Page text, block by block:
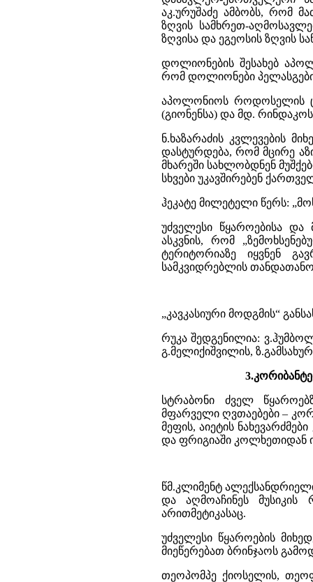
აკ.ურუშაძე ამბობს, რომ
ზღვის სამხრეთ-
ზღვისა და ეგეოსის ზღვის
დოლიონების შესახებ
რომ დოლიონები პელასგები
აპოლონიოს როდოსელის
(გიონენსა) და მდ.
ნ.ხაზარაძის კვლევების
დასტურდება, რომ მცირე
მხარეში სახლობდნენ
სხვები უკავშირებენ
ჰეკატე მილეტელი წერს:
უძველესი წყაროებისა და
ასკვნის, რომ
ტერიტორიაზე იყვნენ
სამკვიდრებლის
„კავკასიური მოდგმის“
რუკა შედგენილია:
გ.მელიქიშვილის,
სტრაბონი ძველ
მფარველი ღვთაებები –
მეფის, აიეტის
და ფრიგიაში კოლხეთიდან
წმ.კლიმენტ
და აღმოაჩინეს მუსიკის
არითმეტიკასაც.
უძველესი წყაროების
მიეწერებათ ბრინჯაოს
თეოპომპე ქიოსელის,